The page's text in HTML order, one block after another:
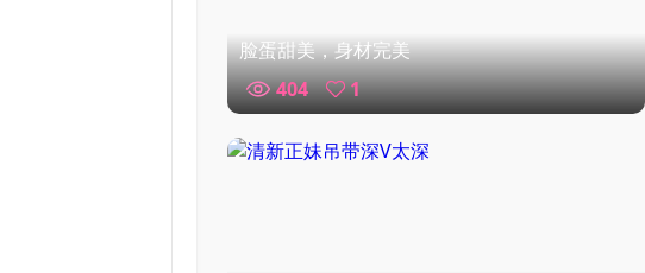
脸蛋甜美，身材完美
404
1